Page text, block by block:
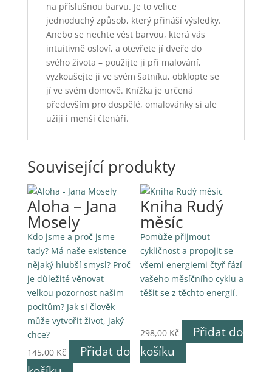
na příslušnou barvu. Je to velice
jednoduchý způsob, který přináší výsledky.
Anebo se nechte vést barvou, která vás
intuitivně osloví, a otevřete jí dveře do
svého života – použijte ji při malování,
vyzkoušejte ji ve svém šatníku, obklopte se
jí ve svém domově. Knížka je určená
především pro dospělé, omalovánky si ale
užijí i menší čtenáři.
Související produkty
Aloha – Jana
Mosely
Kdo jsme a proč jsme
tady? Má naše existence
nějaký hlubší smysl? Proč
je důležité věnovat
velkou pozornost našim
pocitům? Jak si člověk
může vytvořit život, jaký
chce?
145,00 Kč
Přidat do
Kniha Rudý
měsíc
Pomůže přijmout
cykličnost a propojit se
všemi energiemi čtyř fází
vašeho měsíčního cyklu a
těšit se z těchto energií.
298,00 Kč
Přidat do
košíku